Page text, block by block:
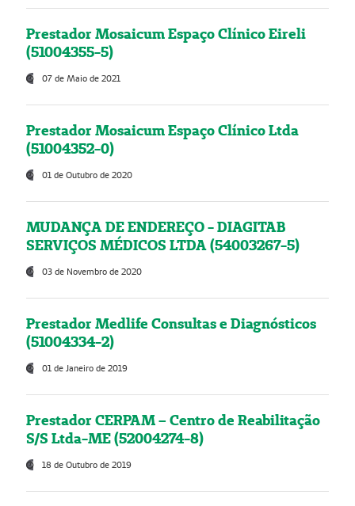
Prestador Mosaicum Espaço Clínico Eireli
(51004355-5)
07 de Maio de 2021
Prestador Mosaicum Espaço Clínico Ltda
(51004352-0)
01 de Outubro de 2020
MUDANÇA DE ENDEREÇO - DIAGITAB
SERVIÇOS MÉDICOS LTDA (54003267-5)
03 de Novembro de 2020
Prestador Medlife Consultas e Diagnósticos
(51004334-2)
01 de Janeiro de 2019
Prestador CERPAM – Centro de Reabilitação
S/S Ltda-ME (52004274-8)
18 de Outubro de 2019